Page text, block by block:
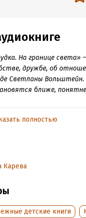
На границе света»
дружбе, об
Светланы Вольштейн.
ближе,
аудиокнигу известный
быть общего между
на все выходные
полностью
Карева
детские книги